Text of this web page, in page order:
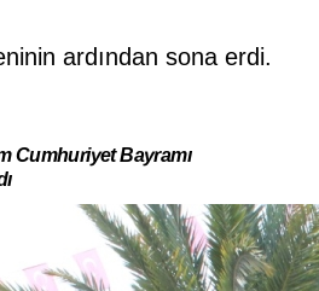
ardından sona erdi.
Cumhuriyet Bayramı